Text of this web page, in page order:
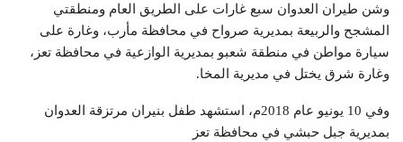
وشن طيران العدوان سبع غارات على الطريق العام ومنطقتي
المشجح والربيعة بمديرية صرواح في محافظة مأرب، وغارة على
سيارة مواطن في منطقة شعبو بمديرية الوازعية في محافظة تعز،
وغارة شرق يختل في مديرية المخا.
وفي 10 يونيو عام 2018م، استشهد طفل بنيران مرتزقة العدوان
بمديرية جبل حبشي في محافظة تعز